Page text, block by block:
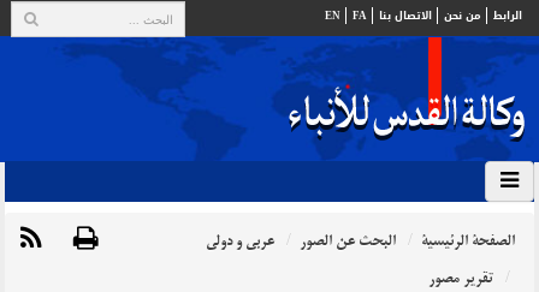
الرابط من نحن الاتصال بنا FA
EN
الصفحة الرئيسية البحث عن الصور
عربي و دولي
تقرير مصور